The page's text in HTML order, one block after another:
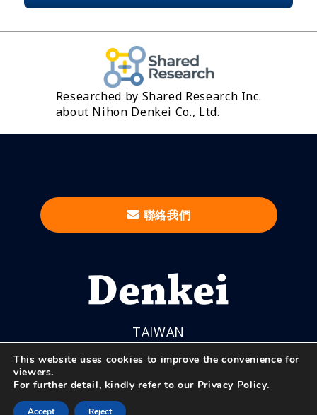
Researched by Shared Research Inc.
about Nihon Denkei Co., Ltd.
聯絡我們
TAIWAN
© Nihon Denkei Co., Ltd.
This website uses cookies to improve the convenience for
viewers.
For further detail, kindly refer to our Privacy Policy.
Accept Reject